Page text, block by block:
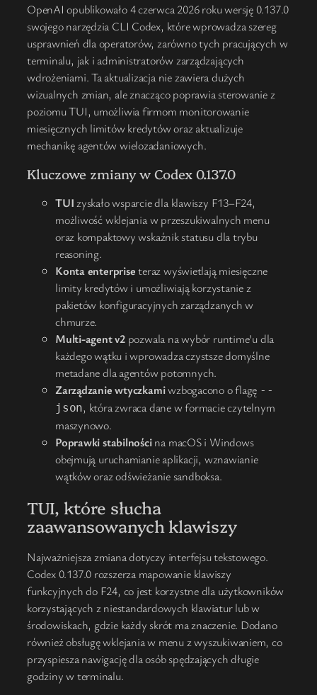
OpenAI opublikowało 4 czerwca 2026 roku wersję 0.137.0
swojego narzędzia CLI Codex, które wprowadza szereg
usprawnień dla operatorów, zarówno tych pracujących w
terminalu, jak i administratorów zarządzających
wdrożeniami. Ta aktualizacja nie zawiera dużych
wizualnych zmian, ale znacząco poprawia sterowanie z
poziomu TUI, umożliwia firmom monitorowanie
miesięcznych limitów kredytów oraz aktualizuje
mechanikę agentów wielozadaniowych.
Kluczowe zmiany w Codex 0.137.0
TUIzyskało wsparcie dla klawiszy F13–F24,
możliwość wklejania w przeszukiwalnych menu
oraz kompaktowy wskaźnik statusu dla trybu
reasoning.
Konta enterpriseteraz wyświetlają miesięczne
limity kredytów i umożliwiają korzystanie z
pakietów konfiguracyjnych zarządzanych w
chmurze.
Multi-agent v2pozwala na wybór runtime’u dla
każdego wątku i wprowadza czystsze domyślne
metadane dla agentów potomnych.
Zarządzanie wtyczkamiwzbogacono o flagę --
json, która zwraca dane w formacie czytelnym
maszynowo.
Poprawki stabilnościna macOS i Windows
obejmują uruchamianie aplikacji, wznawianie
wątków oraz odświeżanie sandboksa.
TUI, które słucha
zaawansowanych klawiszy
Najważniejsza zmiana dotyczy interfejsu tekstowego.
Codex 0.137.0 rozszerza mapowanie klawiszy
funkcyjnych do F24, co jest korzystne dla użytkowników
korzystających z niestandardowych klawiatur lub w
środowiskach, gdzie każdy skrót ma znaczenie. Dodano
również obsługę wklejania w menu z wyszukiwaniem, co
przyspiesza nawigację dla osób spędzających długie
godziny w terminalu.